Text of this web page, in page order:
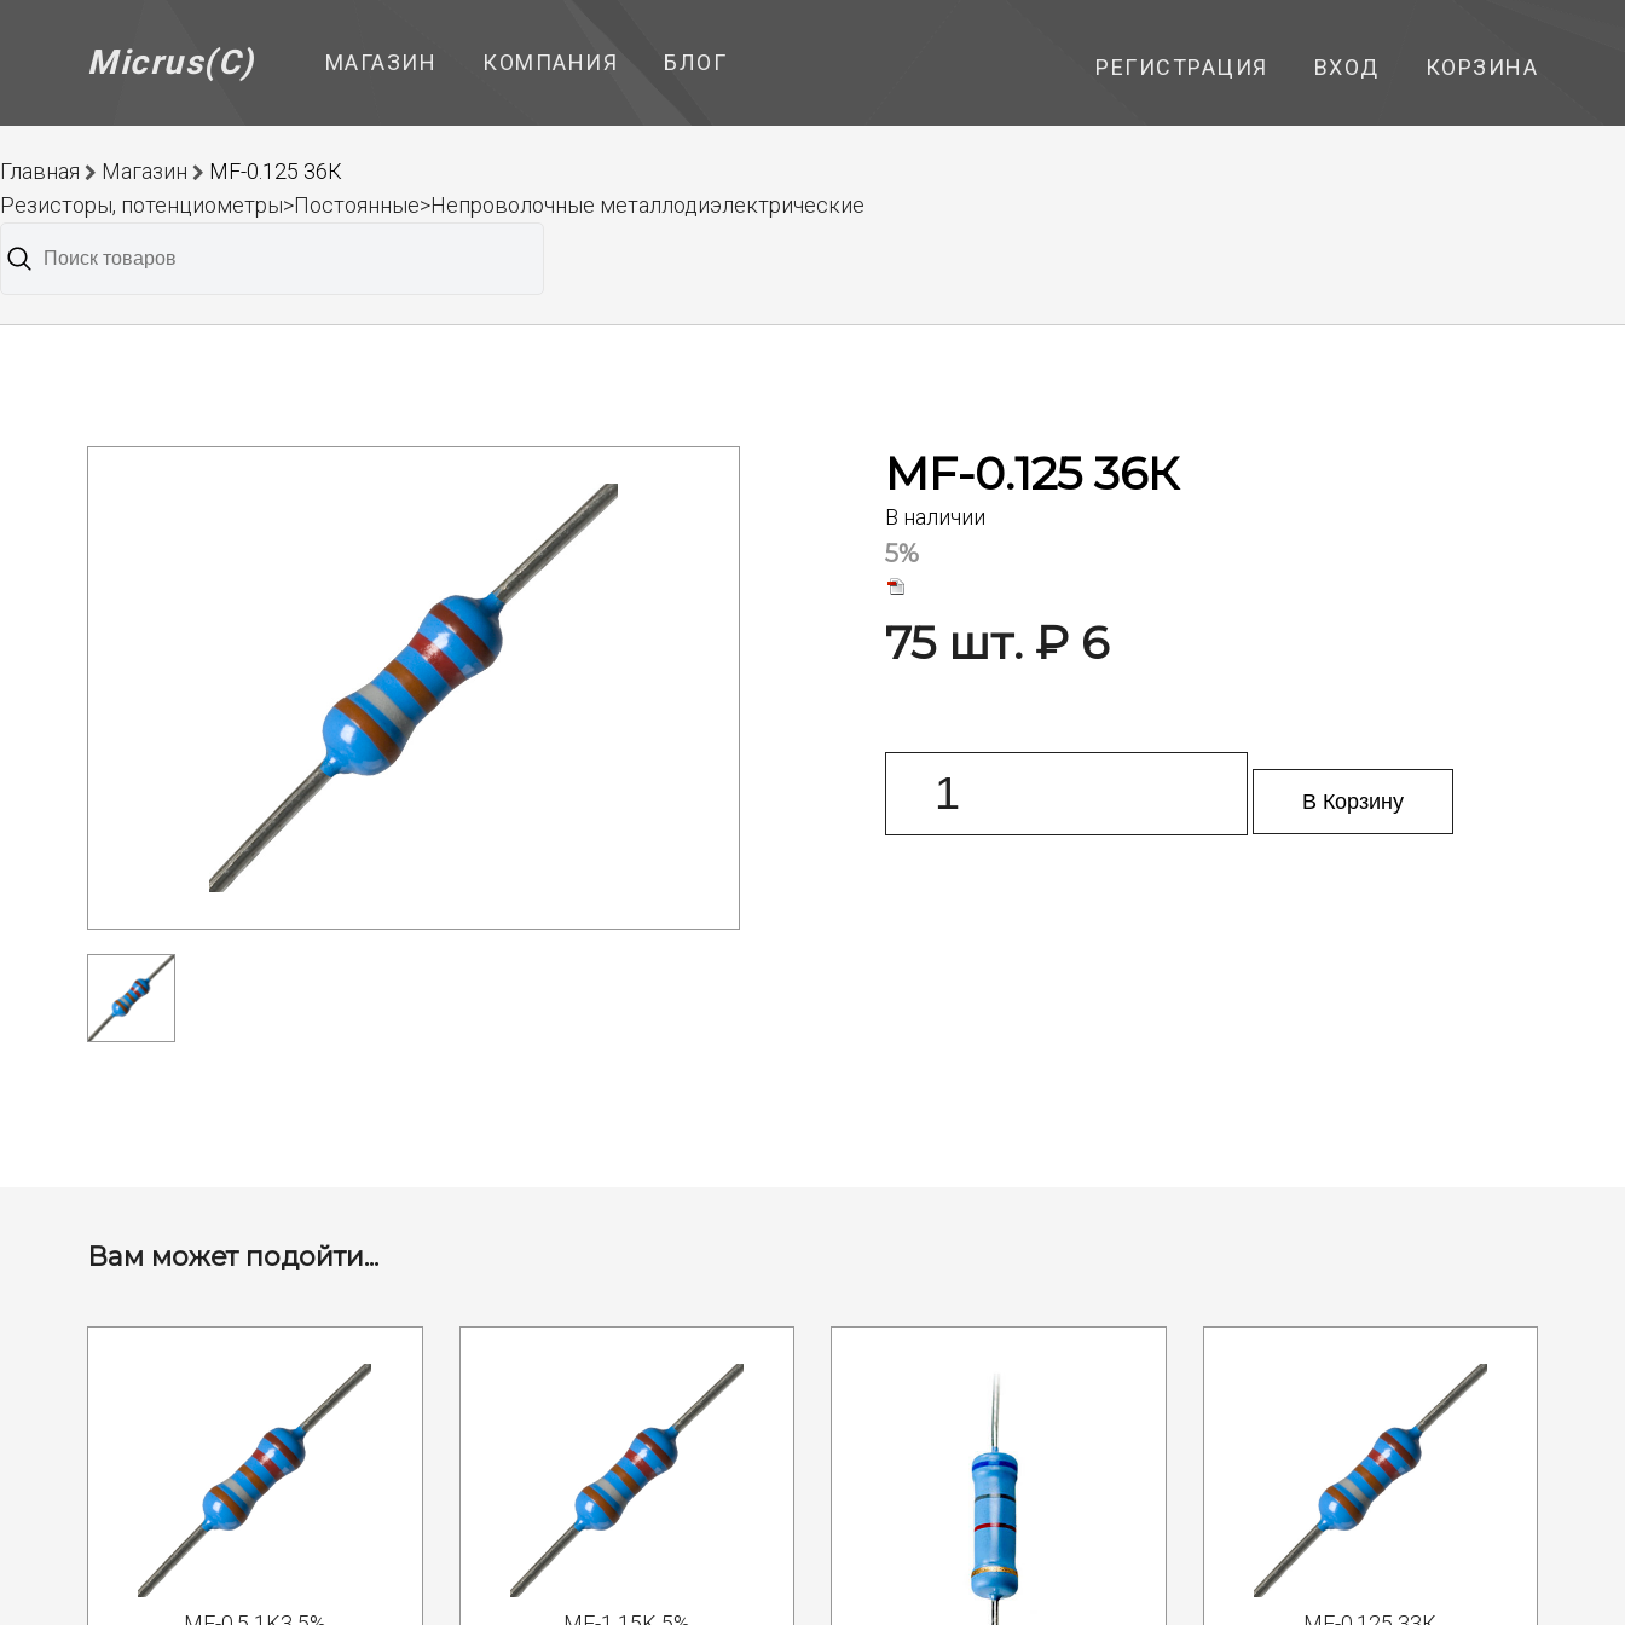
Micrus(C) МАГАЗИН КОМПАНИЯ БЛОГ РЕГИСТРАЦИЯ ВХОД КОРЗИНА
Главная Магазин
MF-0.125 36К
Резисторы, потенциометры>Постоянные>Непроволочные металлодиэлектрические
MF-0.125 36К
В наличии
5%
75 шт. ₽ 6
В Корзину
Вам может подойти...